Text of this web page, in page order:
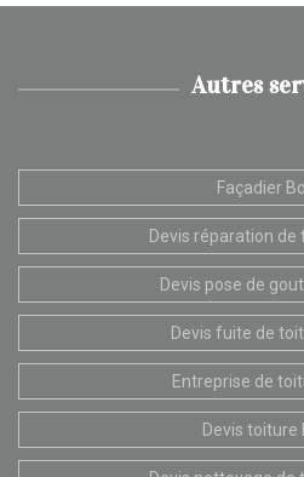
Autres
Façadier
Devis réparation de
Devis pose de
Devis fuite de
Entreprise de
Devis toiture